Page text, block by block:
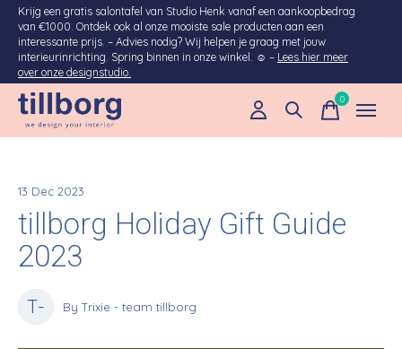
Krijg een gratis salontafel van Studio Henk vanaf een aankoopbedrag
van €1000. Ontdek ook al onze mooiste sale producten aan een
interessante prijs. – Advies nodig? Wij helpen je graag met jouw
interieurinrichting. Spring binnen in onze winkel. ☺ – Lees hier meer
over onze designstudio.
0items
13 Dec 2023
tillborg Holiday Gift Guide
2023
T- By Trixie - team tillborg